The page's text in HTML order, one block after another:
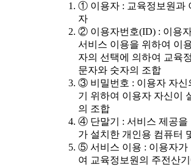
① 이용자 : 교육정보원과
자
② 이용자번호(ID) : 이용
서비스 이용을 위하여 이
자의 선택에 의하여 교육
문자와 숫자의 조합
③ 비밀번호 : 이용자 자신
기 위하여 이용자 자신이
의 조합
④ 단말기 : 서비스 제공을
가 설치한 개인용 컴퓨터
⑤ 서비스 이용 : 이용자가
여 교육정보원의 주전산